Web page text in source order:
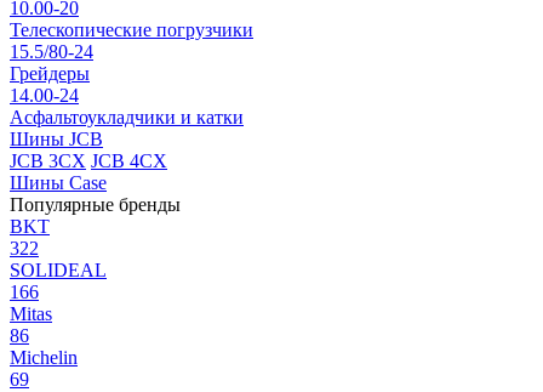
10.00-20
Телескопические погрузчики
15.5/80-24
Грейдеры
14.00-24
Асфальтоукладчики и катки
Шины JCB
JCB 3CX JCB 4CX
Шины Case
Популярные бренды
BKT
322
SOLIDEAL
166
Mitas
86
Michelin
69